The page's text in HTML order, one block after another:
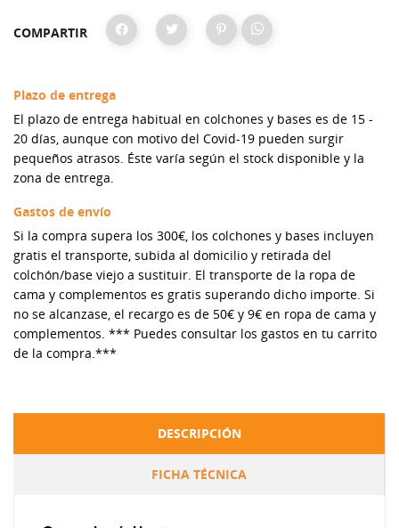
COMPARTIR
Plazo de entrega
El plazo de entrega habitual en colchones y bases es de 15 -
20 días, aunque con motivo del Covid-19 pueden surgir
pequeños atrasos. Éste varía según el stock disponible y la
zona de entrega.
Gastos de envío
Si la compra supera los 300€, los colchones y bases incluyen
gratis el transporte, subida al domicilio y retirada del
colchón/base viejo a sustituir. El transporte de la ropa de
cama y complementos es gratis superando dicho importe. Si
no se alcanzase, el recargo es de 50€ y 9€ en ropa de cama y
complementos. *** Puedes consultar los gastos en tu carrito
de la compra.***
DESCRIPCIÓN
FICHA TÉCNICA